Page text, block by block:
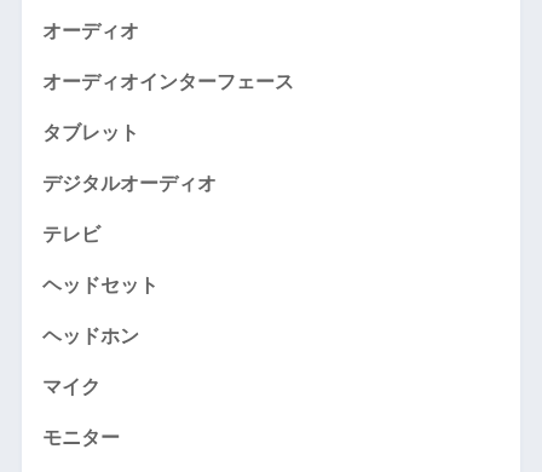
オーディオ
オーディオインターフェース
タブレット
デジタルオーディオ
テレビ
ヘッドセット
ヘッドホン
マイク
モニター